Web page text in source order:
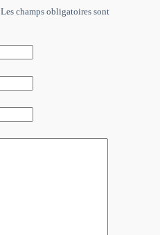
Les champs obligatoires sont